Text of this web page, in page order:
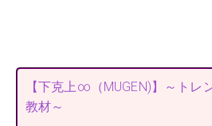
【下克上∞（MUGEN)】～トレ
教材～